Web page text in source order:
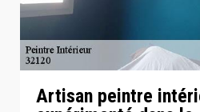
Artisan peintre